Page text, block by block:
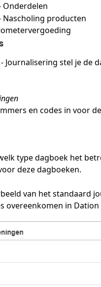
Onderdelen
Nascholing producten
Journalisering stel je de
en codes in voor
type dagboek het
deze dagboeken.
van het standaard
overeenkomen in Dation